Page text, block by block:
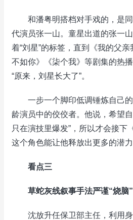
和潘粤明搭档对手戏的，是同
代演员张一山。童星出道的张一
着“刘星”的标签，直到《我的父亲
不如你》《柒个我》等剧集的热
“原来，刘星长大了”。
一步一个脚印低调锤炼自己的
龄演员中的佼佼者。他说，希望自
只在演技里爆发”，所以才会接下
这个角色能让他释放出更多的潜力
看点三
草蛇灰线叙事手法严谨“烧脑”
沈放升任保卫部主任，利用身